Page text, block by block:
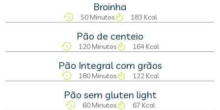
Broinha
50 Minutos 183 Kcal
Pão de centeio
120 Minutos 164 Kcal
Pão Integral com grãos
180 Minutos 122 Kcal
Pão sem gluten light
60 Minutos 67 Kcal